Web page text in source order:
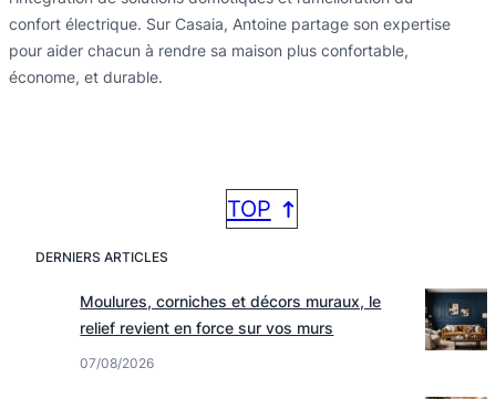
confort électrique. Sur Casaia, Antoine partage son expertise
pour aider chacun à rendre sa maison plus confortable,
économe, et durable.
TOP
DERNIERS ARTICLES
Moulures, corniches et décors muraux, le
relief revient en force sur vos murs
07/08/2026